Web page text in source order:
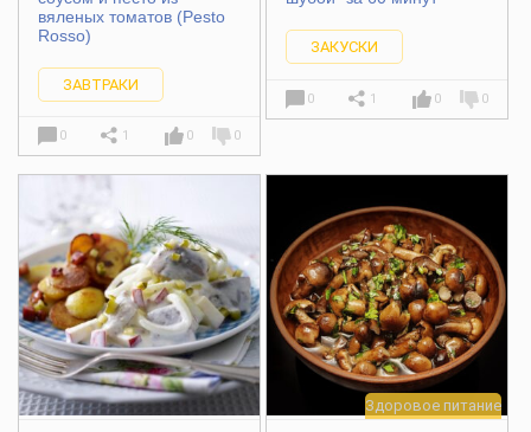
вяленых томатов (Pesto
Rosso)
ЗАВТРАКИ
0 1 0 0
ЗАКУСКИ
0 1 0 0
Здоровое питание